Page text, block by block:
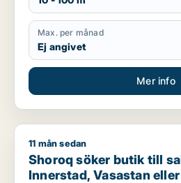
Max. per månad
Ej angivet
Mer info
Shoroq söker butik till salu i
11 mån sedan
Shoroq söker butik till
Innerstad, Vasastan